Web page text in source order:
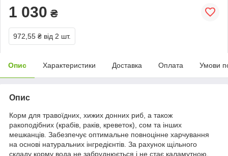
1 030 ₴
972,55 ₴ від 2 шт.
Опис Характеристики Доставка Оплата Умови
Опис
Корм для травоїдних, хижих донних риб, а також
ракоподібних (крабів, раків, креветок), сом та інших
мешканців. Забезпечує оптимальне повноцінне харчування
на основі натуральних інгредієнтів. За рахунок щільного
складу корму вода не забруднюється і не стає каламутною.